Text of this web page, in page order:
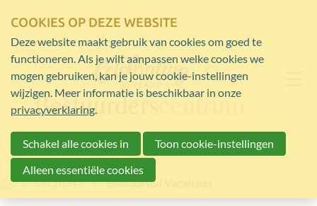
HomeVacatures Bestuurslid Vacatures
COOKIES OP DEZE WEBSITE
Deze website maakt gebruik van cookies om goed te
functioneren. Als je wilt aanpassen welke cookies we
mogen gebruiken, kan je jouw cookie-instellingen
wijzigen. Meer informatie is beschikbaar in onze
privacyverklaring.
Schakel alle cookies in
Toon cookie-instellingen
Alleen essentiële cookies